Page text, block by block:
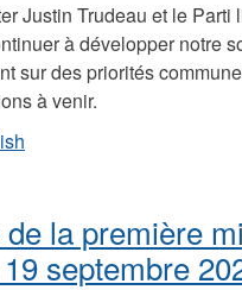
Justin Trudeau et le Parti
à développer notre
sur des priorités
à venir.
la première
septembre